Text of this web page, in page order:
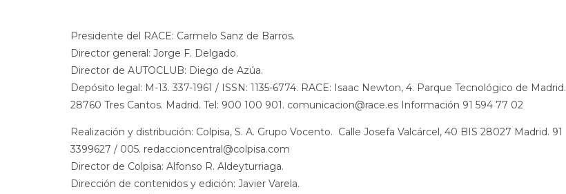
Presidente del RACE: Carmelo Sanz de Barros.
Director general: Jorge F. Delgado.
Director de AUTOCLUB: Diego de Azúa.
Depósito legal: M-13. 337-1961 / ISSN: 1135-6774. RACE: Isaac Newton, 4. Parque Tecnológico de Madrid.
28760 Tres Cantos. Madrid. Tel: 900 100 901. comunicacion@race.es Información 91 594 77 02
Realización y distribución: Colpisa, S. A. Grupo Vocento. Calle Josefa Valcárcel, 40 BIS 28027 Madrid. 91
3399627 / 005. redaccioncentral@colpisa.com
Director de Colpisa: Alfonso R. Aldeyturriaga.
Dirección de contenidos y edición: Javier Varela.